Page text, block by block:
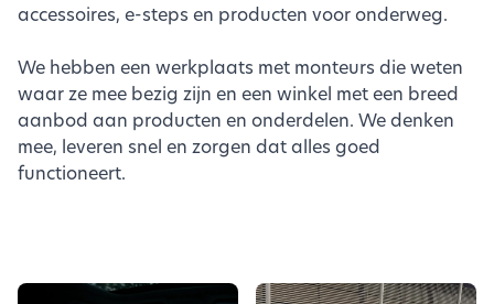
accessoires, e-steps en producten voor onderweg.
We hebben een werkplaats met monteurs die weten
waar ze mee bezig zijn en een winkel met een breed
aanbod aan producten en onderdelen. We denken
mee, leveren snel en zorgen dat alles goed
functioneert.